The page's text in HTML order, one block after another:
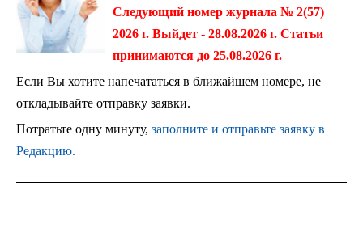
Следующий номер журнала № 2(57)
2026 г. Выйдет - 28.08.2026 г. Статьи
принимаются до 25.08.2026 г.
Если Вы хотите напечататься в ближайшем номере, не
откладывайте отправку заявки.
Потратьте одну минуту, заполните и отправьте заявку в
Редакцию.